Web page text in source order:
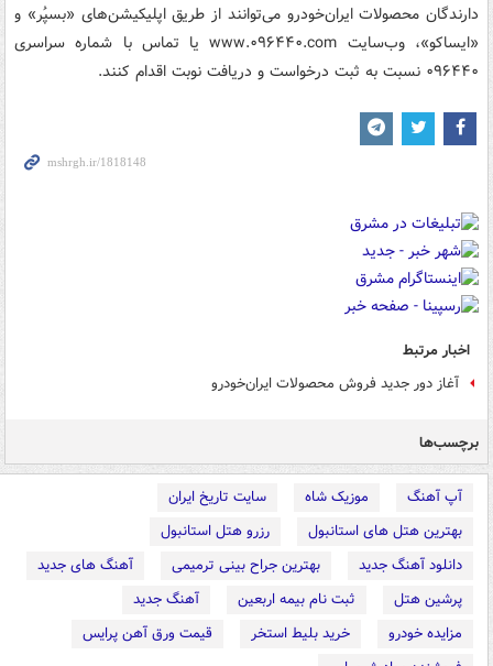
دارندگان محصولات ایران‌خودرو می‌توانند از طریق اپلیکیشن‌های «بسپُر» و
«ایساکو»، وب‌سایت www.۰۹۶۴۴۰.com یا تماس با شماره سراسری
۰۹۶۴۴۰ نسبت به ثبت درخواست و دریافت نوبت اقدام کنند.
اخبار مرتبط
آغاز دور جدید فروش محصولات ایران‌خودرو
برچسب‌ها
آپ آهنگ موزیک شاه
سایت تاریخ ایران
بهترین هتل های استانبول
رزرو هتل استانبول
دانلود آهنگ جدید
بهترین جراح بینی ترمیمی
آهنگ های جدید
پرشین هتل
ثبت نام بیمه اربعین
آهنگ جدید
مزایده خودرو
خرید بلیط استخر
قیمت ورق آهن پرایس